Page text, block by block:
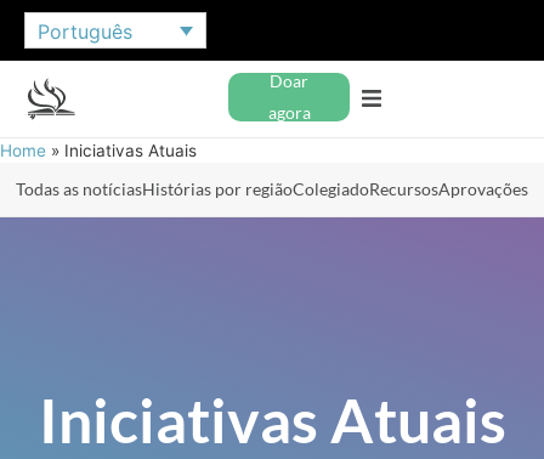
Português
Doar
agora
Home » Iniciativas Atuais
Todas as notíciasHistórias por regiãoColegiadoRecursosAprovações
Iniciativas Atuais